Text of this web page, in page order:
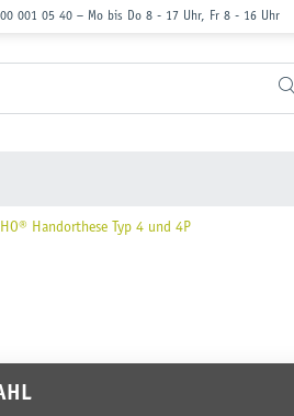
001 05 40 − Mo bis Do 8 - 17 Uhr, Fr 8 - 16 Uhr
Handorthese Typ 4 und 4P